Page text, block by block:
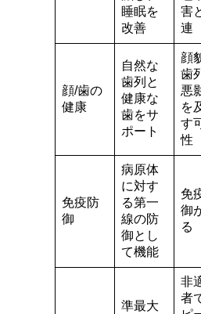
睡眠を
改善
害
連
顔/歯の
健康
自然な
歯列と
健康な
歯をサ
ポート
顔
歯
悪
を
す
性
免疫防
御
病原体
に対す
る第一
線の防
御とし
て機能
免
御
る
準最大
非
者